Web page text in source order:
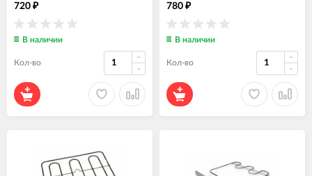
720 ₽
В наличии
Кол-во
780 ₽
В наличии
Кол-во